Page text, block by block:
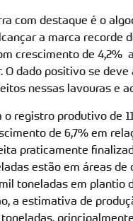
com destaque é o
a marca recorde
crescimento de 4,2%
O dado positivo se deve
nessas lavouras e
o registro produtivo de
de 6,7% em
praticamente
estão em áreas
toneladas em plantio
a estimativa de